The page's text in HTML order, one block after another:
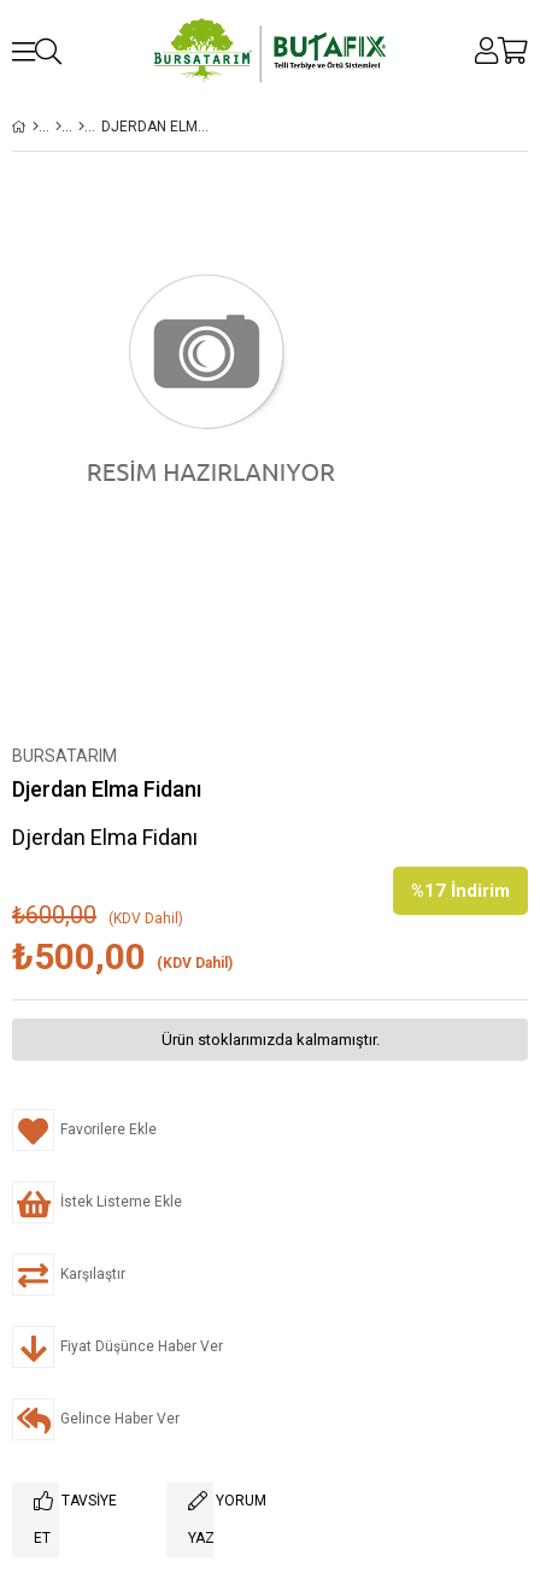
DJERDAN ELMA FIDANI
BURSATARIM
Djerdan Elma Fidanı
Djerdan Elma Fidanı
%17 İndirim
₺600,00 (KDV Dahil)
₺500,00 (KDV Dahil)
Ürün stoklarımızda kalmamıştır.
Favorilere Ekle
İstek Listeme Ekle
Karşılaştır
Fiyat Düşünce Haber Ver
Gelince Haber Ver
TAVSIYE
ET
YORUM
YAZ